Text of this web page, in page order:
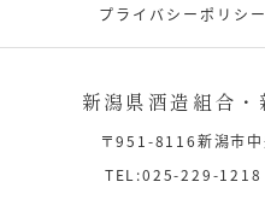
プライバシーポリシー
新潟県酒造組合
〒951-8116新潟市
TEL:025-229-